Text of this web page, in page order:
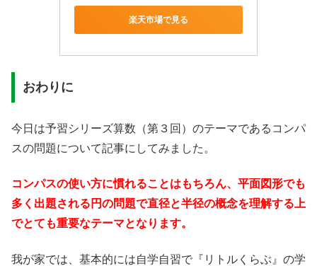
楽天市場で見る
おわりに
今日は予習シリーズ算数（第３回）のテーマであるコンパ
スの問題について記事にしてみました。
コンパスの使い方に慣れることはもちろん、平面図形でも
多く出題される円の問題で直径と半径の概念を理解する上
でとても重要なテーマとなります。
我が家では、基本的には自学自習で『リトルくらぶ』の学